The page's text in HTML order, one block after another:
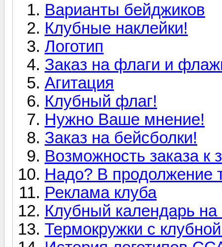
Варианты бейджиков
Клубные наклейки!
Логотип
Заказ на флаги и
Агитация
Клубный флаг!
Нужно Ваше мнение!
Заказ на бейсболки!
Возможность заказа к
Надо? В продолжение
Реклама клуба
Клубный календарь на
Термокружки с